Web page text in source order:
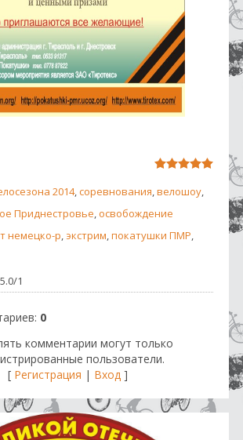
2014, соревнования велошоу
Приднестровье освобождение
немецко-р экстрим покатушки ПМР
5.0/1
: 0
комментарии могут только
пользователи.
[ Регистрация | Вход]